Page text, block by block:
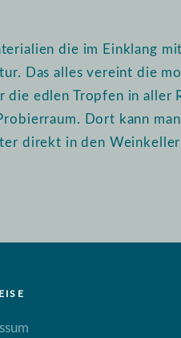
die im Einklang
Das alles vereint die
die edlen Tropfen in aller
Dort kann
direkt in den Weinkeller